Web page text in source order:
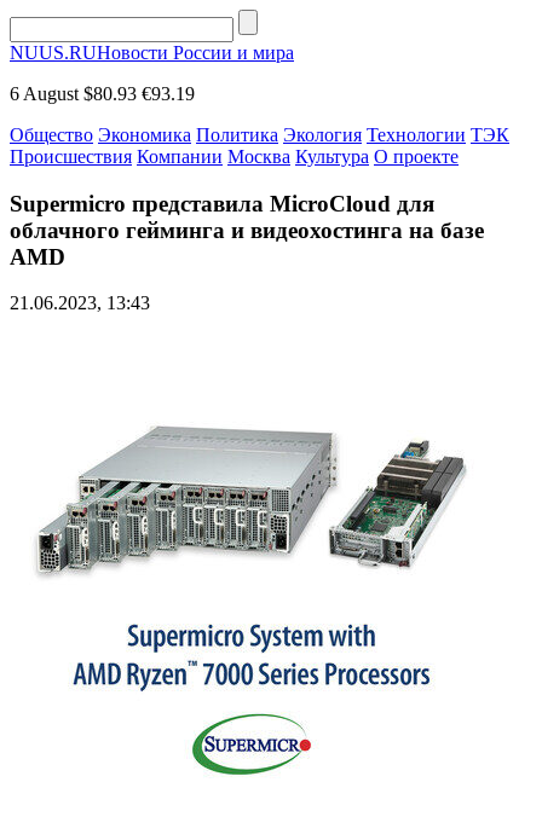
NUUS.RUНовости России и мира
6 August $80.93 €93.19
Общество Экономика Политика Экология Технологии ТЭК
Происшествия Компании Москва Культура О проекте
Supermicro представила MicroCloud для
облачного гейминга и видеохостинга на базе
AMD
21.06.2023, 13:43